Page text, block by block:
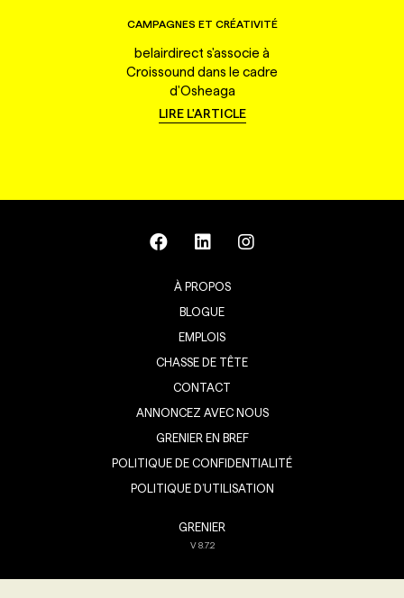
CAMPAGNES ET CRÉATIVITÉ
belairdirect s'associe à
Croissound dans le cadre
d'Osheaga
LIRE L'ARTICLE
À PROPOS
BLOGUE
EMPLOIS
CHASSE DE TÊTE
CONTACT
ANNONCEZ AVEC NOUS
GRENIER EN BREF
POLITIQUE DE CONFIDENTIALITÉ
POLITIQUE D’UTILISATION
GRENIER
V8.7.2